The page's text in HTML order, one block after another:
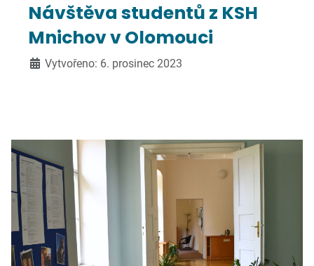
Návštěva studentů z KSH
Mnichov v Olomouci
Vytvořeno: 6. prosinec 2023